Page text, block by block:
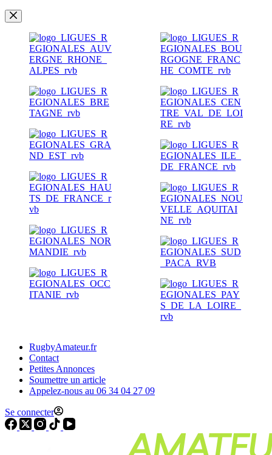
RugbyAmateur.fr
Contact
Petites Annonces
Soumettre un article
Appelez-nous au 06 34 04 27 09
Se connecter